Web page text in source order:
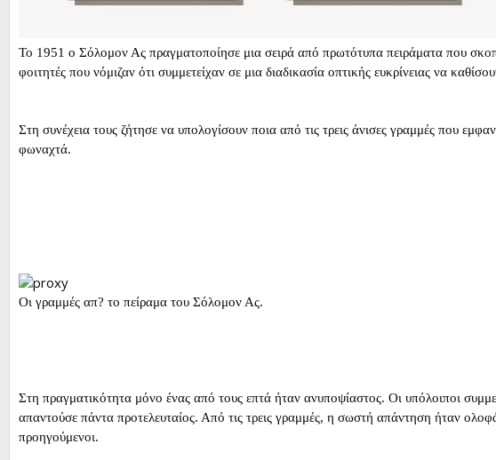
Το 1951 ο Σόλομον Ας πραγματοποίησε μια σειρά από πρωτότυπα πειράματα που
φοιτητές που νόμιζαν ότι συμμετείχαν σε μια διαδικασία οπτικής ευκρίνειας να
Στη συνέχεια τους ζήτησε να υπολογίσουν ποια από τις τρεις άνισες γραμμές που
φωναχτά.
Οι γραμμές απ? το πείραμα του Σόλομον Ας.
Στη πραγματικότητα μόνο ένας από τους επτά ήταν ανυποψίαστος. Οι υπόλοιποι
απαντούσε πάντα προτελευταίος. Από τις τρεις γραμμές, η σωστή απάντηση ήταν
προηγούμενοι.